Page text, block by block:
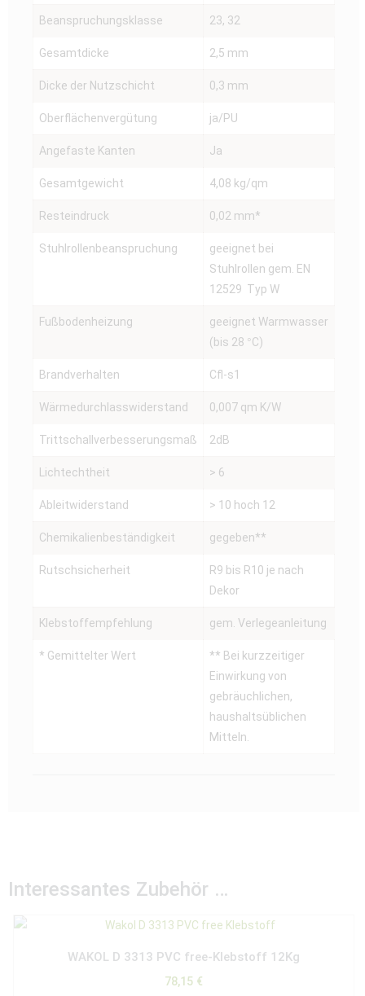
Beanspruchungsklasse 23, 32
Gesamtdicke 2,5 mm
Dicke der Nutzschicht 0,3 mm
Oberflächenvergütung ja/PU
Angefaste Kanten Ja
Gesamtgewicht 4,08 kg/qm
Resteindruck 0,02 mm*
Stuhlrollenbeanspruchung
geeignet bei
Stuhlrollen gem. EN
12529 Typ W
Fußbodenheizung
geeignet Warmwasser
(bis 28 °C)
Brandverhalten Cfl-s1
Wärmedurchlasswiderstand 0,007 qm K/W
Trittschallverbesserungsmaß 2dB
Lichtechtheit > 6
Ableitwiderstand > 10 hoch 12
Chemikalienbeständigkeit gegeben**
Rutschsicherheit
R9 bis R10 je nach
Dekor
Klebstoffempfehlung gem. Verlegeanleitung
* Gemittelter Wert
** Bei kurzzeitiger
Einwirkung von
gebräuchlichen,
haushaltsüblichen
Mitteln.
Interessantes Zubehör …
WAKOL D 3313 PVC free-Klebstoff 12Kg
78,15 €